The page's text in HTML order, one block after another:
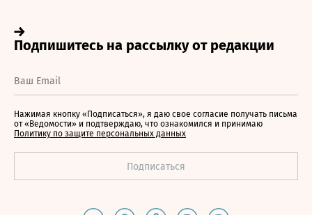
Нажимая кнопку «Подписаться», я даю свое согласие получать письма
от «Ведомости» и подтверждаю, что ознакомился и принимаю
Политику по защите персональных данных